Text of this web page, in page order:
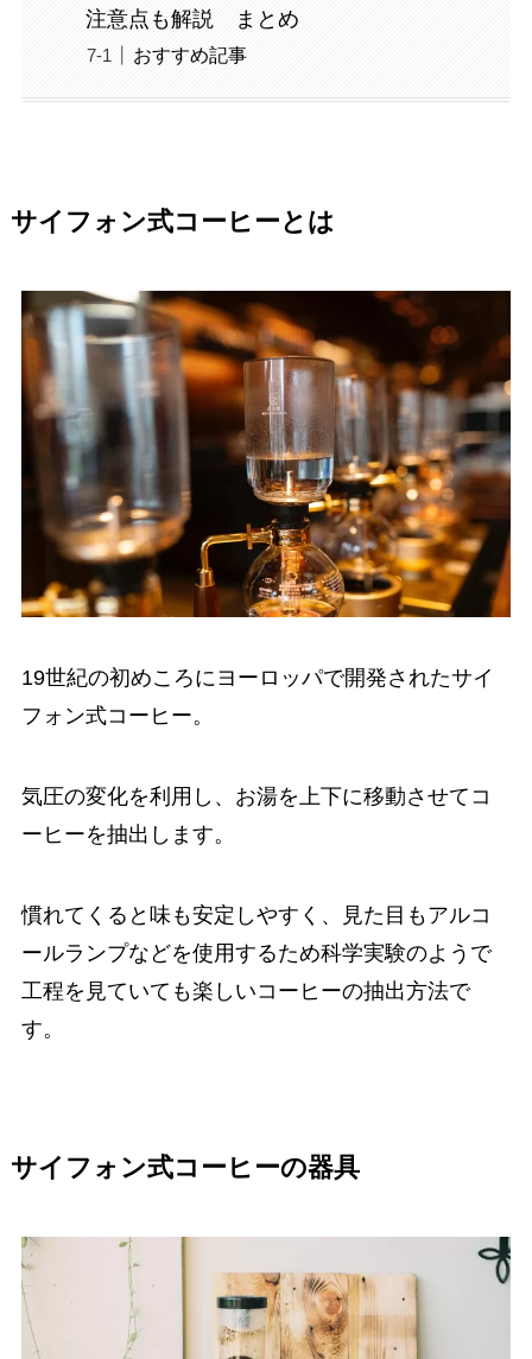
注意点も解説 まとめ
おすすめ記事
サイフォン式コーヒーとは
19世紀の初めころにヨーロッパで開発されたサイ
フォン式コーヒー。
気圧の変化を利用し、お湯を上下に移動させてコ
ーヒーを抽出します。
慣れてくると味も安定しやすく、見た目もアルコ
ールランプなどを使用するため科学実験のようで
工程を見ていても楽しいコーヒーの抽出方法で
す。
サイフォン式コーヒーの器具